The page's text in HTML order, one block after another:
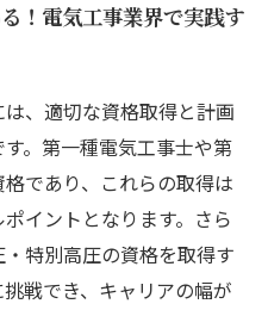
！電気工事業界で実践す
、適切な資格取得と計画
。第一種電気工事士や第
であり、これらの取得は
イントとなります。さら
特別高圧の資格を取得す
戦でき、キャリアの幅が